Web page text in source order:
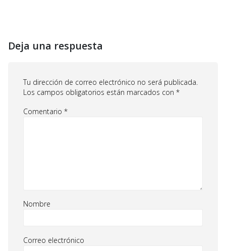
Deja una respuesta
Tu dirección de correo electrónico no será publicada.
Los campos obligatorios están marcados con *
Comentario *
Nombre
Correo electrónico